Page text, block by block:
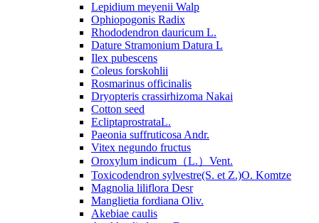
Lepidium meyenii Walp
Ophiopogonis Radix
Rhododendron dauricum L.
Dature Stramonium Datura L
Ilex pubescens
Coleus forskohlii
Rosmarinus officinalis
Dryopteris crassirhizoma Nakai
Cotton seed
EcliptaprostrataL.
Paeonia suffruticosa Andr.
Vitex negundo fructus
Oroxylum indicum（L.）Vent.
Toxicodendron sylvestre(S. et Z.)O. Komtze
Magnolia liliflora Desr
Manglietia fordiana Oliv.
Akebiae caulis